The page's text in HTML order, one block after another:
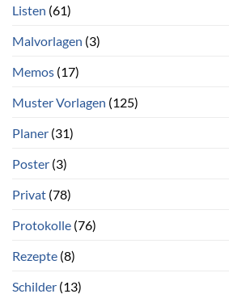
Listen (61)
Malvorlagen (3)
Memos (17)
Muster Vorlagen (125)
Planer (31)
Poster (3)
Privat (78)
Protokolle (76)
Rezepte (8)
Schilder (13)